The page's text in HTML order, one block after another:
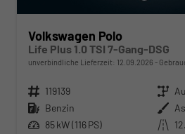
Volkswagen Polo
Life Plus 1.0 TSI 7-Gang-DSG
unverbindliche Lieferzeit: 12.09.2026
Fahrzeugnr. 119139 Getriebe
Kraftstoff Benzin Außenfarbe
Leistung 85 kW (116 PS) Kilometerstand